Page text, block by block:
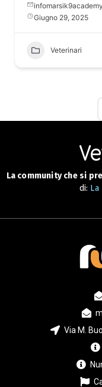
Giugno 29, 2025
Veterinari
La community che si
di:
Via M.